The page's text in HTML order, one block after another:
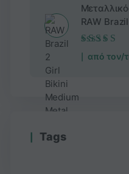
RAW
με5από 5
από τον/
Τags